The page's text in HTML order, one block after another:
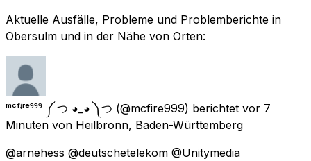
Aktuelle Ausfälle, Probleme und Problemberichte in
Obersulm und in der Nähe von Orten:
ᵐᶜᶠᶤʳᵉ⁹⁹⁹ ༼ つ ◕_◕ ༽つ (@mcfire999) berichtet vor 7
Minuten von Heilbronn, Baden-Württemberg
@arnehess @deutschetelekom @Unitymedia